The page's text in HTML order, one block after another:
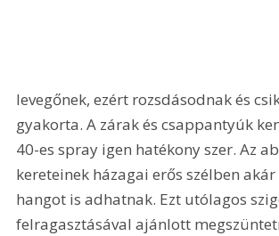
levegőnek, ezért rozsdásodnak és
gyakorta. A zárak és csappantyúk
40-es spray igen hatékony szer. Az
kereteinek házagai erős szélben
hangot is adhatnak. Ezt utólagos
felragasztásával ajánlott